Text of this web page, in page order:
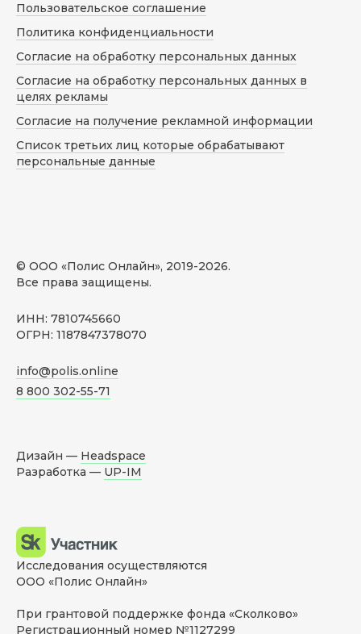
© ООО «Полис Онлайн», 2019-2026.
Все права защищены.
ИНН: 7810745660
ОГРН: 1187847378070
info@polis.online
8 800 302-55-71
Пользовательское соглашение
Политика конфиденциальности
Согласие на обработку персональных данных
Согласие на обработку персональных данных в
целях рекламы
Согласие на получение рекламной информации
Список третьих лиц которые обрабатывают
персональные данные
Дизайн — Headspace
Разработка — UP-IM
Исследования осуществляются
ООО «Полис Онлайн»
При грантовой поддержке фонда «Сколково»
Регистрационный номер №1127299